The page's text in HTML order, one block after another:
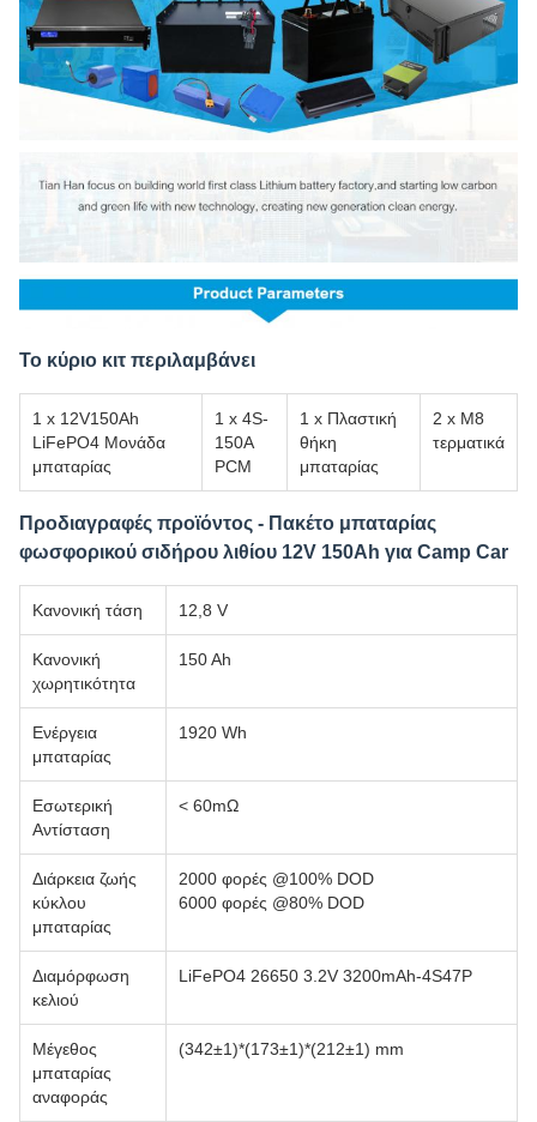
Το κύριο κιτ περιλαμβάνει
1 x 12V150Ah
LiFePO4 Μονάδα
μπαταρίας
1 x 4S-
150A
PCM
1 x Πλαστική
θήκη
μπαταρίας
2 x M8
τερματικά
Προδιαγραφές προϊόντος - Πακέτο μπαταρίας
φωσφορικού σιδήρου λιθίου 12V 150Ah για Camp Car
Κανονική τάση 12,8 V
Κανονική
χωρητικότητα
150 Ah
Ενέργεια
μπαταρίας
1920 Wh
Εσωτερική
Αντίσταση
< 60mΩ
Διάρκεια ζωής
κύκλου
μπαταρίας
2000 φορές @100% DOD
6000 φορές @80% DOD
Διαμόρφωση
κελιού
LiFePO4 26650 3.2V 3200mAh-4S47P
Μέγεθος
μπαταρίας
αναφοράς
(342±1)*(173±1)*(212±1) mm